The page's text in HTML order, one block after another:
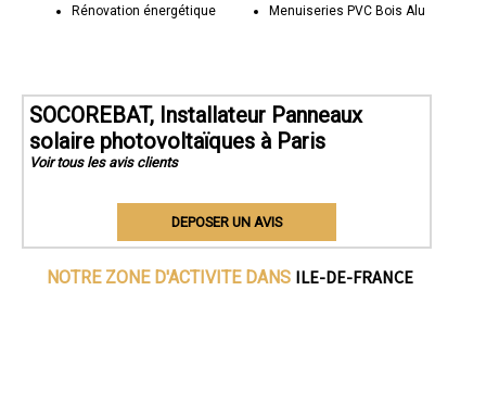
Rénovation énergétique
Menuiseries PVC Bois Alu
SOCOREBAT, Installateur Panneaux
solaire photovoltaïques à Paris
Voir tous les avis clients
DEPOSER UN AVIS
NOTRE ZONE D'ACTIVITE DANS ILE-DE-FRANCE